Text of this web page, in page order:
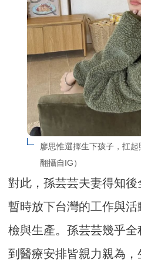
廖思惟選擇生下孩子，扛
翻攝自IG）
對此，孫芸芸夫妻得知
暫時放下台灣的工作與
檢與生產。孫芸芸幾乎
到醫療安排皆親力親為，